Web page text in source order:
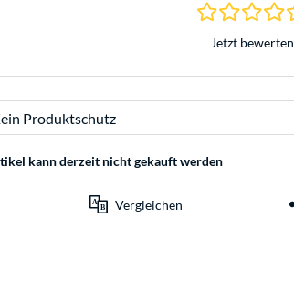
Jetzt bewerten
kann derzeit nicht gekauft werden
Vergleichen